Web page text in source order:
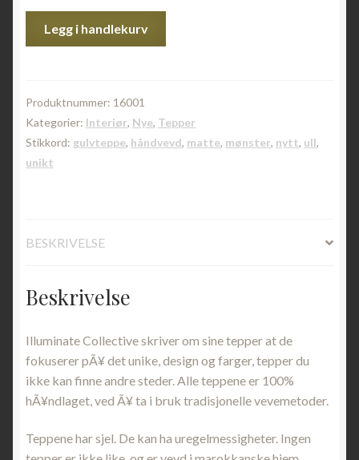
Legg i handlekurv
Produktnummer: 16001
Kategorier: Interiør, Nye, Tepper
Stikkord: gulvteppe, håndvevd, matte, mønster, nytt, ull,
unikt
BESKRIVELSE
Beskrivelse
Illuminate Collective skriver om sine tepper at de
fokuserer pÃ¥ det unike, design og farger, tepper du
ikke kan finne andre steder. Alle teppene er 100%
hÃ¥ndlaget, ved Ã¥ ta i bruk tradisjonelle vevemetoder.
Teppene har sjel. De kan ha uregelmessigheter. Ingen